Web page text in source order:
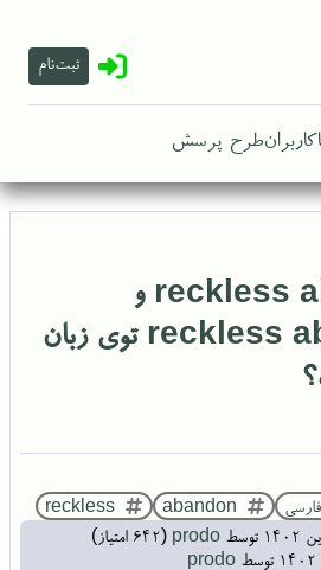
ثبت‌نام
کاربرانطرح پرسش
تفاوت reckless abandon و
reckless abandonment توی زبان
abandon
reckless
توسط prodo
(
642 امتیاز)
توسط prodo